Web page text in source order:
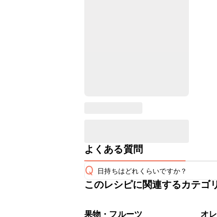
よくある質問
Q 日持ちはどれくらいですか？
保存期間は冷蔵で翌日中が目安です
※日持ちは目安です。
このレシピに関連するカテゴ
果物・フルーツ オ